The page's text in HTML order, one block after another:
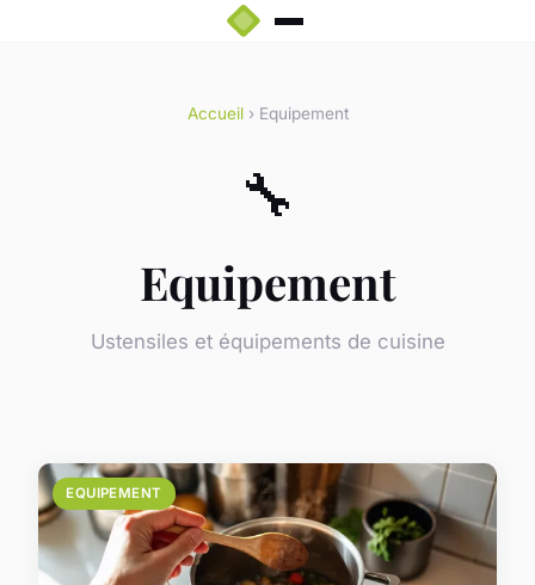
Accueil› Equipement
🔧
Equipement
Ustensiles et équipements de cuisine
EQUIPEMENT